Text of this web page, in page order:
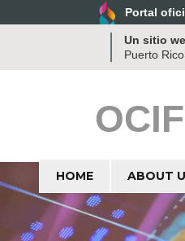
Portal
Un sitio
Puerto Rico.
OCIF
HOME ABOUT